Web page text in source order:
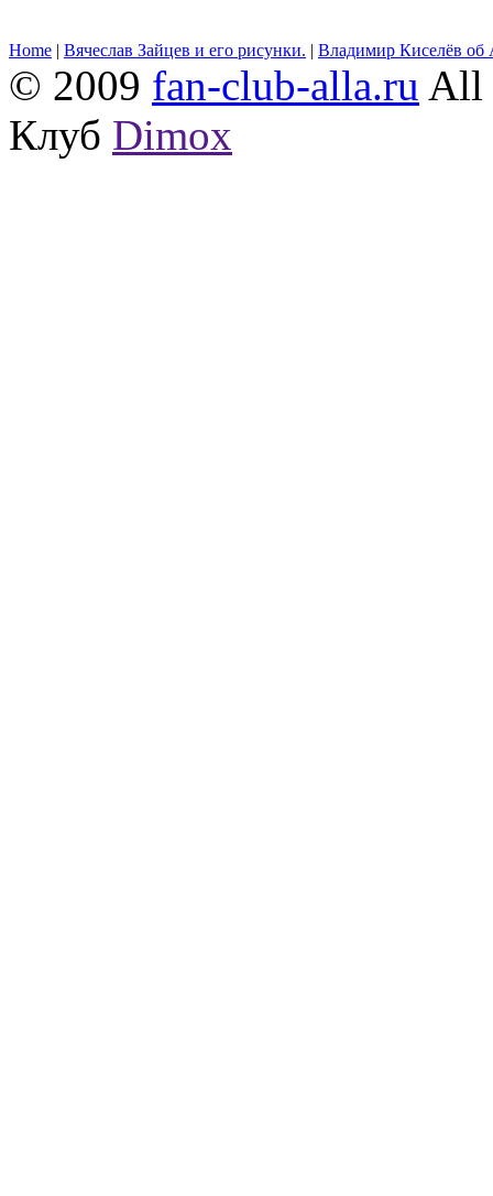
Home | Вячеслав Зайцев и его рисунки. | Владимир Киселёв об
© 2009 fan-club-alla.ru All
Клуб Dimox